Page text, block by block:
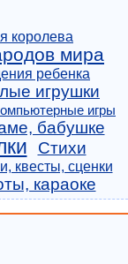
королева
мира
ребенка
игрушки
игры
бабушке
Стихи
квесты, сценки
караоке